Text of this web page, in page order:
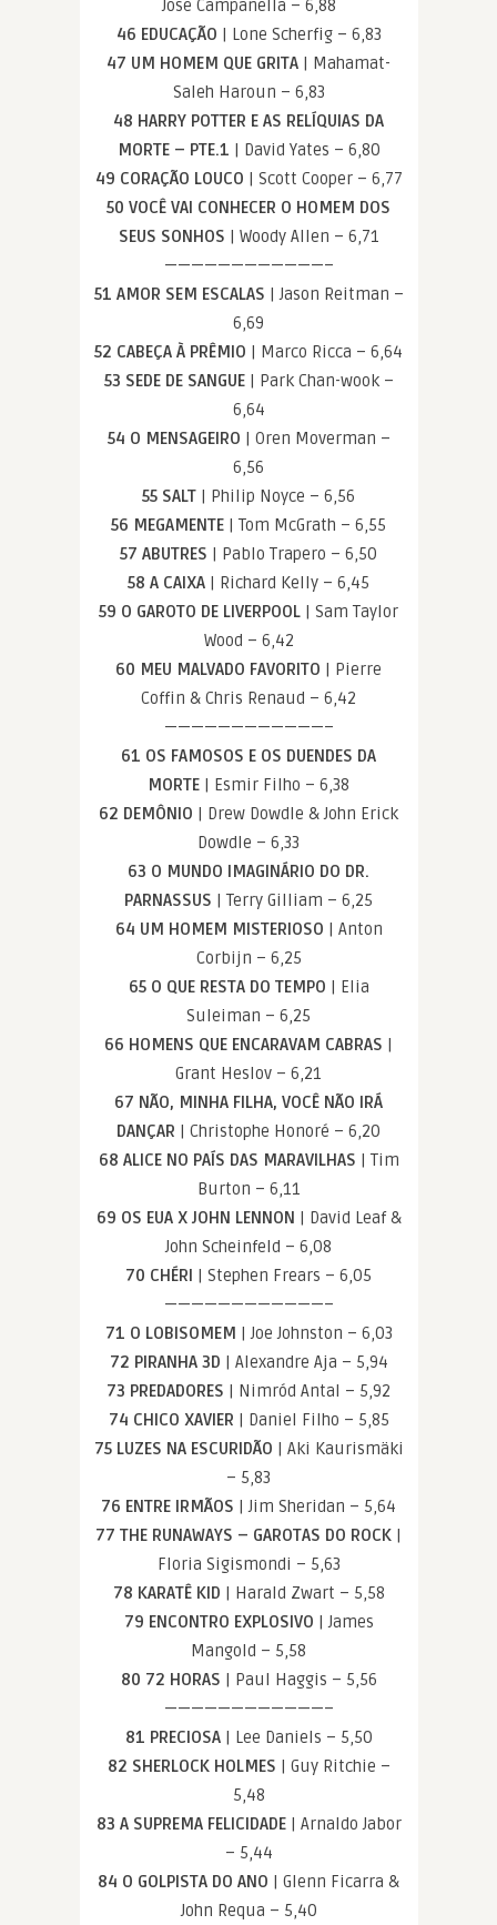
José Campanella – 6,88
46 EDUCAÇÃO | Lone Scherfig – 6,83
47 UM HOMEM QUE GRITA | Mahamat-
Saleh Haroun – 6,83
48 HARRY POTTER E AS RELÍQUIAS DA
MORTE – PTE.1 | David Yates – 6,80
49 CORAÇÃO LOUCO | Scott Cooper – 6,77
50 VOCÊ VAI CONHECER O HOMEM DOS
SEUS SONHOS | Woody Allen – 6,71
————————————–
51 AMOR SEM ESCALAS | Jason Reitman –
6,69
52 CABEÇA À PRÊMIO | Marco Ricca – 6,64
53 SEDE DE SANGUE| Park Chan-wook –
6,64
54 O MENSAGEIRO | Oren Moverman –
6,56
55 SALT | Philip Noyce – 6,56
56 MEGAMENTE | Tom McGrath – 6,55
57 ABUTRES | Pablo Trapero – 6,50
58 A CAIXA | Richard Kelly – 6,45
59 O GAROTO DE LIVERPOOL | Sam Taylor
Wood – 6,42
60 MEU MALVADO FAVORITO | Pierre
Coffin & Chris Renaud – 6,42
————————————–
61 OS FAMOSOS E OS DUENDES DA
MORTE | Esmir Filho – 6,38
62 DEMÔNIO | Drew Dowdle & John Erick
Dowdle – 6,33
63 O MUNDO IMAGINÁRIO DO DR.
PARNASSUS | Terry Gilliam – 6,25
64 UM HOMEM MISTERIOSO | Anton
Corbijn – 6,25
65 O QUE RESTA DO TEMPO | Elia
Suleiman – 6,25
66 HOMENS QUE ENCARAVAM CABRAS |
Grant Heslov – 6,21
67 NÃO, MINHA FILHA, VOCÊ NÃO IRÁ
DANÇAR | Christophe Honoré – 6,20
68 ALICE NO PAÍS DAS MARAVILHAS | Tim
Burton – 6,11
69 OS EUA X JOHN LENNON | David Leaf &
John Scheinfeld – 6,08
70 CHÉRI | Stephen Frears – 6,05
————————————–
71 O LOBISOMEM | Joe Johnston – 6,03
72 PIRANHA 3D | Alexandre Aja – 5,94
73 PREDADORES | Nimród Antal – 5,92
74 CHICO XAVIER | Daniel Filho – 5,85
75 LUZES NA ESCURIDÃO | Aki Kaurismäki
– 5,83
76 ENTRE IRMÃOS | Jim Sheridan – 5,64
77 THE RUNAWAYS – GAROTAS DO ROCK |
Floria Sigismondi – 5,63
78 KARATÊ KID | Harald Zwart – 5,58
79 ENCONTRO EXPLOSIVO | James
Mangold – 5,58
80 72 HORAS | Paul Haggis – 5,56
————————————–
81 PRECIOSA| Lee Daniels – 5,50
82 SHERLOCK HOLMES | Guy Ritchie –
5,48
83 A SUPREMA FELICIDADE| Arnaldo Jabor
– 5,44
84 O GOLPISTA DO ANO | Glenn Ficarra &
John Requa – 5,40